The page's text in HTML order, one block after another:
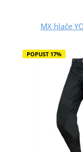
MX hlače
POPUST 17%